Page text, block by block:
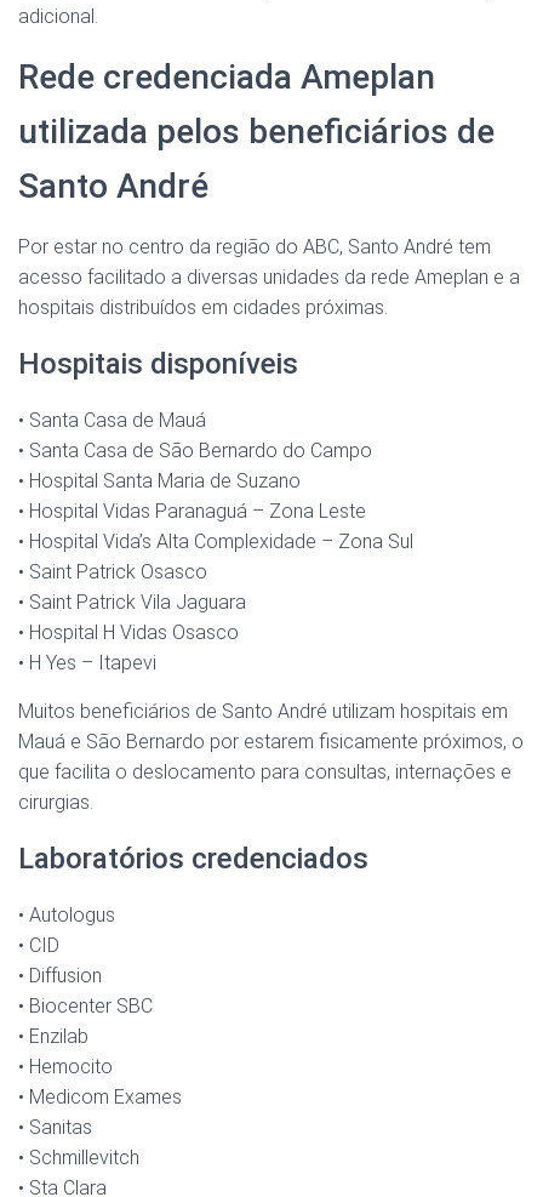
adicional.
Rede credenciada Ameplan
utilizada pelos beneficiários de
Santo André
Por estar no centro da região do ABC, Santo André tem
acesso facilitado a diversas unidades da rede Ameplan e a
hospitais distribuídos em cidades próximas.
Hospitais disponíveis
• Santa Casa de Mauá
• Santa Casa de São Bernardo do Campo
• Hospital Santa Maria de Suzano
• Hospital Vidas Paranaguá – Zona Leste
• Hospital Vida’s Alta Complexidade – Zona Sul
• Saint Patrick Osasco
• Saint Patrick Vila Jaguara
• Hospital H Vidas Osasco
• H Yes – Itapevi
Muitos beneficiários de Santo André utilizam hospitais em
Mauá e São Bernardo por estarem fisicamente próximos, o
que facilita o deslocamento para consultas, internações e
cirurgias.
Laboratórios credenciados
• Autologus
• CID
• Diffusion
• Biocenter SBC
• Enzilab
• Hemocito
• Medicom Exames
• Sanitas
• Schmillevitch
• Sta Clara